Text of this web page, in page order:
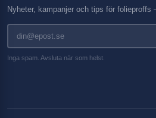
Nyheter, kampanjer och tips för
Inga spam. Avsluta när som helst.